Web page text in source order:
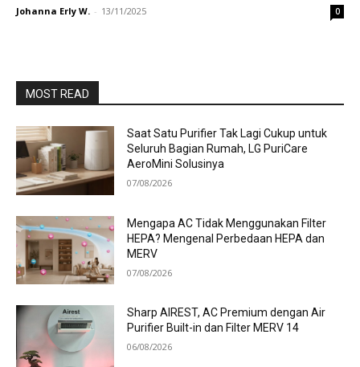
Johanna Erly W. - 13/11/2025 0
MOST READ
Saat Satu Purifier Tak Lagi Cukup untuk
Seluruh Bagian Rumah, LG PuriCare
AeroMini Solusinya
07/08/2026
Mengapa AC Tidak Menggunakan Filter
HEPA? Mengenal Perbedaan HEPA dan
MERV
07/08/2026
Sharp AIREST, AC Premium dengan Air
Purifier Built-in dan Filter MERV 14
06/08/2026